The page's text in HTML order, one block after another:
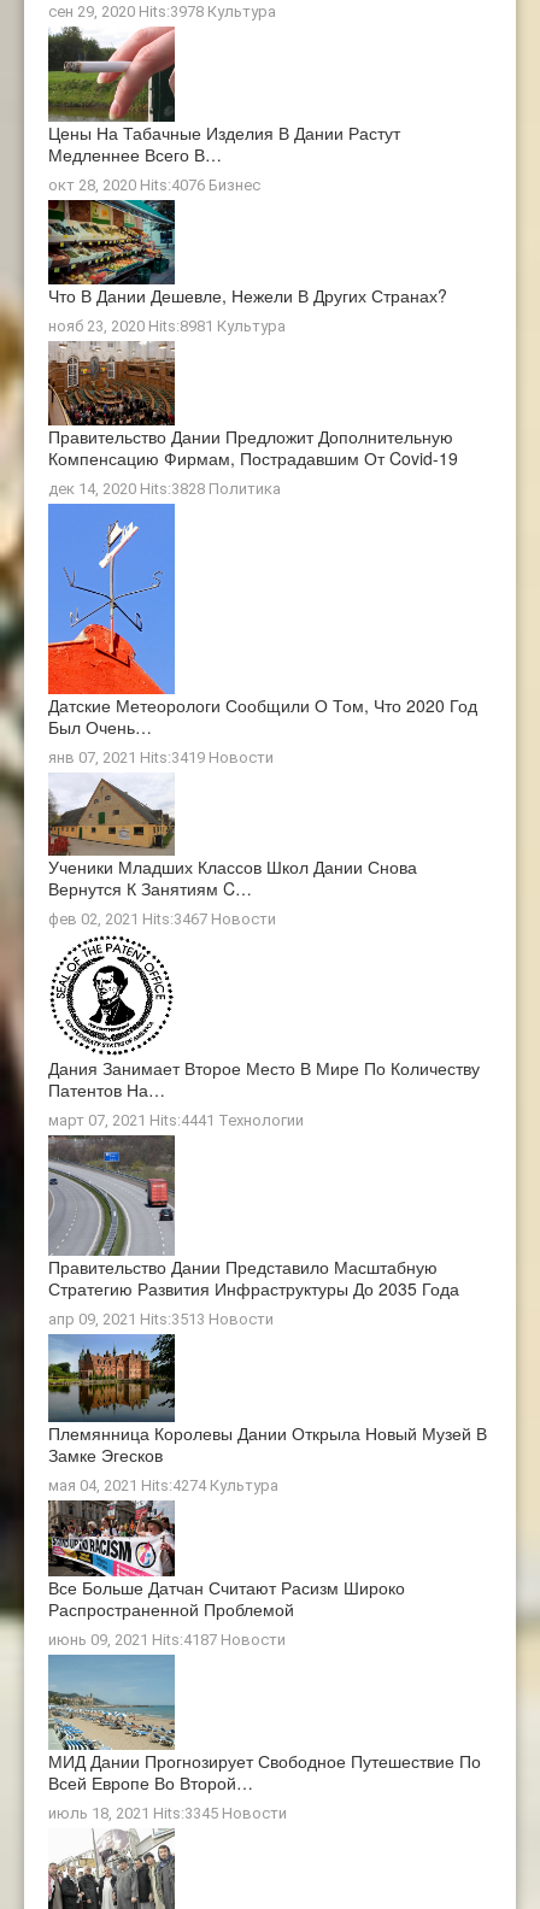
сен 29, 2020 Hits:3978 Культура
Цены На Табачные Изделия В Дании Растут
Медленнее Всего В…
окт 28, 2020 Hits:4076 Бизнес
Что В Дании Дешевле, Нежели В Других Странах?
нояб 23, 2020 Hits:8981 Культура
Правительство Дании Предложит Дополнительную
Компенсацию Фирмам, Пострадавшим От Covid-19
дек 14, 2020 Hits:3828 Политика
Датские Метеорологи Сообщили О Том, Что 2020 Год
Был Очень…
янв 07, 2021 Hits:3419 Новости
Ученики Младших Классов Школ Дании Снова
Вернутся К Занятиям C…
фев 02, 2021 Hits:3467 Новости
Дания Занимает Второе Место В Мире По Количеству
Патентов На…
март 07, 2021 Hits:4441 Технологии
Правительство Дании Представило Масштабную
Стратегию Развития Инфраструктуры До 2035 Года
апр 09, 2021 Hits:3513 Новости
Племянница Королевы Дании Открыла Новый Музей В
Замке Эгесков
мая 04, 2021 Hits:4274 Культура
Все Больше Датчан Считают Расизм Широко
Распространенной Проблемой
июнь 09, 2021 Hits:4187 Новости
МИД Дании Прогнозирует Свободное Путешествие По
Всей Европе Во Второй…
июль 18, 2021 Hits:3345 Новости